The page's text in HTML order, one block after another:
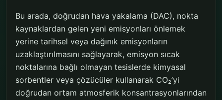
Bu arada, doğrudan hava yakalama (DAC), nokta
kaynaklardan gelen yeni emisyonları önlemek
yerine tarihsel veya dağınık emisyonların
uzaklaştırılmasını sağlayarak, emisyon sıcak
noktalarına bağlı olmayan tesislerde kimyasal
sorbentler veya çözücüler kullanarak CO₂’yi
doğrudan ortam atmosferik konsantrasyonlarından